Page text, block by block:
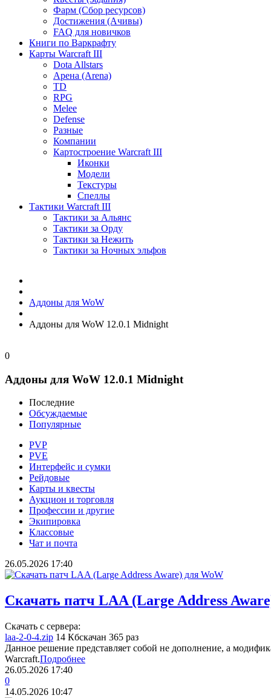
Фарм (Сбор ресурсов)
Достижения (Ачивы)
FAQ для новичков
Книги по Варкрафту
Карты Warcraft III
Dota Allstars
Арена (Arena)
TD
RPG
Melee
Defense
Разные
Компании
Картостроение Warcraft III
Иконки
Модели
Текстуры
Спеллы
Тактики Warcraft III
Тактики за Альянс
Тактики за Орду
Тактики за Нежить
Тактики за Ночных эльфов
Аддоны для WoW
Аддоны для WoW 12.0.1 Midnight
0
Аддоны для WoW 12.0.1 Midnight
Последние
Обсуждаемые
Популярные
PVP
PVE
Интерфейс и сумки
Рейдовые
Карты и квесты
Аукцион и торговля
Профессии и другие
Экипировка
Классовые
Чат и почта
26.05.2026 17:40
Скачать патч LAA (Large Address
Скачать с сервера:
laa-2-0-4.zip 14 Кбскачан 365 раз
Данное решение представляет собой не дополнение, а
Warcraft.Подробнее
26.05.2026 17:40
0
14.05.2026 10:47